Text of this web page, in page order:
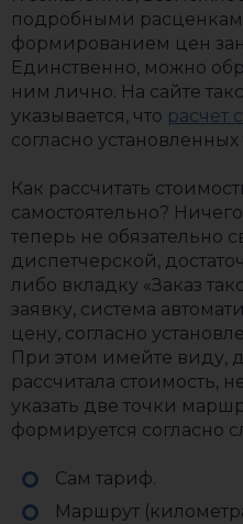
подробными
формированием цен
Единственно, можно
ним лично. На сайте
указывается, что расчет
согласно
Как рассчитать
самостоятельно?
теперь не обязательно
диспетчерской,
либо вкладку «Заказ
заявку, система
цену, согласно
При этом имейте виду,
рассчитала стоимость,
указать две точки
формируется
Сам тариф.
Маршрут